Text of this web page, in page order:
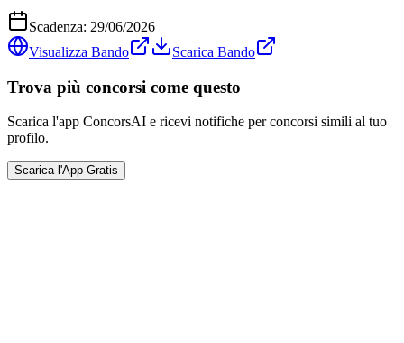
Scadenza: 29/06/2026
Visualizza Bando
Scarica Bando
Trova più concorsi come questo
Scarica l'app ConcorsAI e ricevi notifiche per concorsi simili al tuo
profilo.
Scarica l'App Gratis